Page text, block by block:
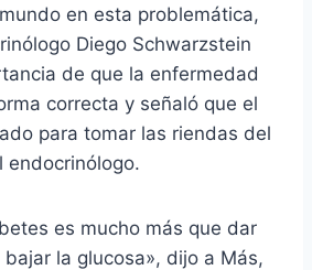
en esta problemática,
Diego Schwarzstein
de que la enfermedad
correcta y señaló que el
para tomar las riendas del
endocrinólogo.
es mucho más que dar
la glucosa», dijo a Más,